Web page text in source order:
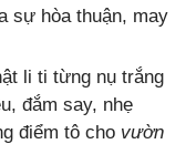
sự hòa thuận, may
li ti từng nụ trắng
đắm say, nhẹ
điểm tô cho vườn